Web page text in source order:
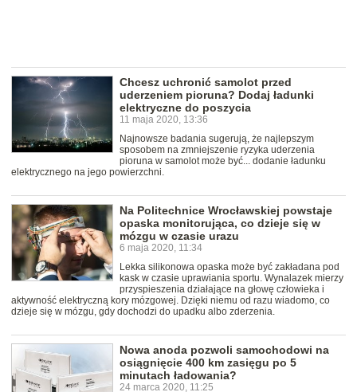
Chcesz uchronić samolot przed
uderzeniem pioruna? Dodaj ładunki
elektryczne do poszycia
11 maja 2020, 13:36
Najnowsze badania sugerują, że najlepszym
sposobem na zmniejszenie ryzyka uderzenia
pioruna w samolot może być... dodanie ładunku
elektrycznego na jego powierzchni.
Na Politechnice Wrocławskiej powstaje
opaska monitorująca, co dzieje się w
mózgu w czasie urazu
6 maja 2020, 11:34
Lekka silikonowa opaska może być zakładana pod
kask w czasie uprawiania sportu. Wynalazek mierzy
przyspieszenia działające na głowę człowieka i
aktywność elektryczną kory mózgowej. Dzięki niemu od razu wiadomo, co
dzieje się w mózgu, gdy dochodzi do upadku albo zderzenia.
Nowa anoda pozwoli samochodowi na
osiągnięcie 400 km zasięgu po 5
minutach ładowania?
24 marca 2020, 11:25